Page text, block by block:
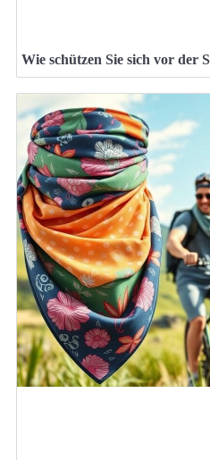
Wie schützen Sie sich vor der